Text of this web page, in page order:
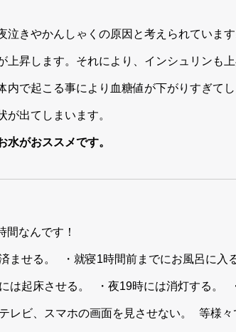
泣きやかんしゃくの原因と考えられていま
上昇します。それにより、インシュリンも
で起こる事により血糖値が下がりすぎてし
出てしまいます。
水がおススメです。
なんです！
ませる。 ・就寝1時間前までにお風呂に入
は起床させる。 ・夜19時には消灯する。
レビ、スマホの画面を見させない。 等様々